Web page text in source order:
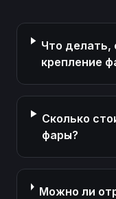
Что делать,
крепление
Сколько
фары?
Можно ли